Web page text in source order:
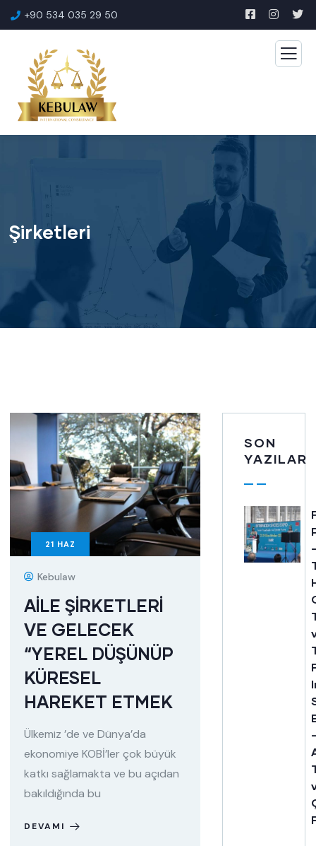
+90 534 035 29 50
Şirketleri
21 HAZ
Kebulaw
AİLE ŞİRKETLERİ
VE GELECEK
“YEREL DÜŞÜNÜP
KÜRESEL
HAREKET ETMEK
Ülkemiz ’de ve Dünya’da
ekonomiye KOBİ’ler çok büyük
katkı sağlamakta ve bu açıdan
bakıldığında bu
DEVAMI
SON
YAZILAR